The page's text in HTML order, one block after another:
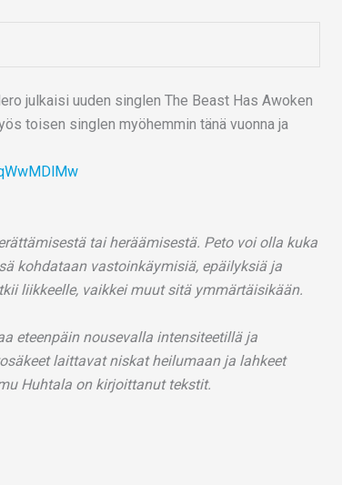
julkaisi uuden singlen The Beast Has Awoken
toisen singlen myöhemmin tänä vuonna ja
tai heräämisestä. Peto voi olla kuka
kohdataan vastoinkäymisiä, epäilyksiä ja
liikkeelle, vaikkei muut sitä ymmärtäisikään.
eteenpäin nousevalla intensiteetillä ja
laittavat niskat heilumaan ja lahkeet
Huhtala on kirjoittanut tekstit.